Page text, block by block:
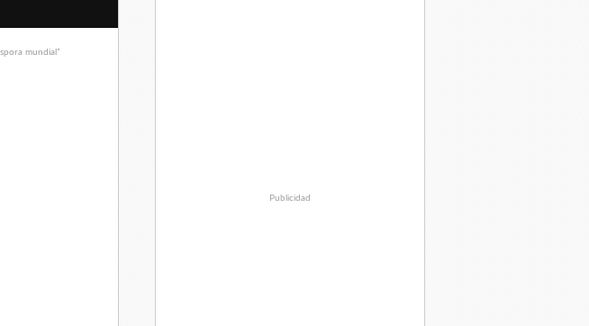
Publicidad